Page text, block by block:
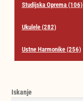
Studijska Oprema (106)
Ukulele (282)
Ustne Harmonike (256)
Iskanje